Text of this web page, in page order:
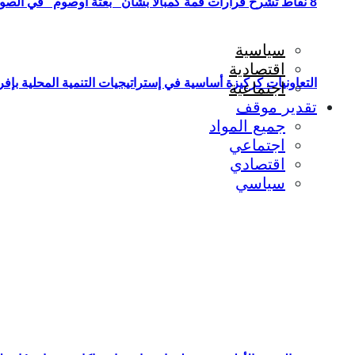
التعاونيات كركيزة أساسية في إستراتيجيات التنمية المحلية
سياسية
اقتصادية
اجتماعية
تقدير موقف
جميع المواد
اجتماعي
اقتصادي
سياسي